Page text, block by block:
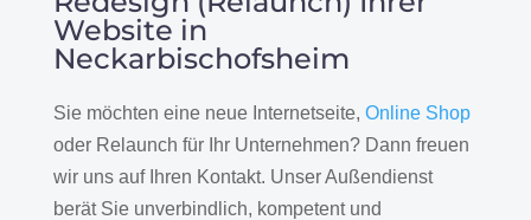
Website in
Neckarbischofsheim
Sie möchten eine neue Internetseite, Online Shop
oder Relaunch für Ihr Unternehmen? Dann freuen
wir uns auf Ihren Kontakt. Unser Außendienst
berät Sie unverbindlich, kompetent und